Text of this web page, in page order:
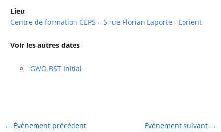
Lieu
Centre de formation CEPS – 5 rue Florian Laporte - Lorient
Voir les autres dates
GWO BST Initial
← Évènement précédent Évènement suivant →